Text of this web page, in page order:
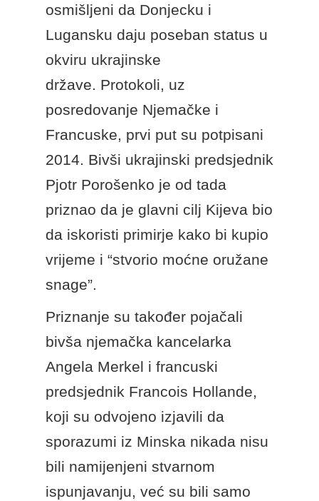
osmišljeni da Donjecku i
Lugansku daju poseban status u
okviru ukrajinske
države. Protokoli, uz
posredovanje Njemačke i
Francuske, prvi put su potpisani
2014. Bivši ukrajinski predsjednik
Pjotr ​​Porošenko je od tada
priznao da je glavni cilj Kijeva bio
da iskoristi primirje kako bi kupio
vrijeme i “stvorio moćne oružane
snage”.
Priznanje su također pojačali
bivša njemačka kancelarka
Angela Merkel i francuski
predsjednik Francois Hollande,
koji su odvojeno izjavili da
sporazumi iz Minska nikada nisu
bili namijenjeni stvarnom
ispunjavanju, već su bili samo